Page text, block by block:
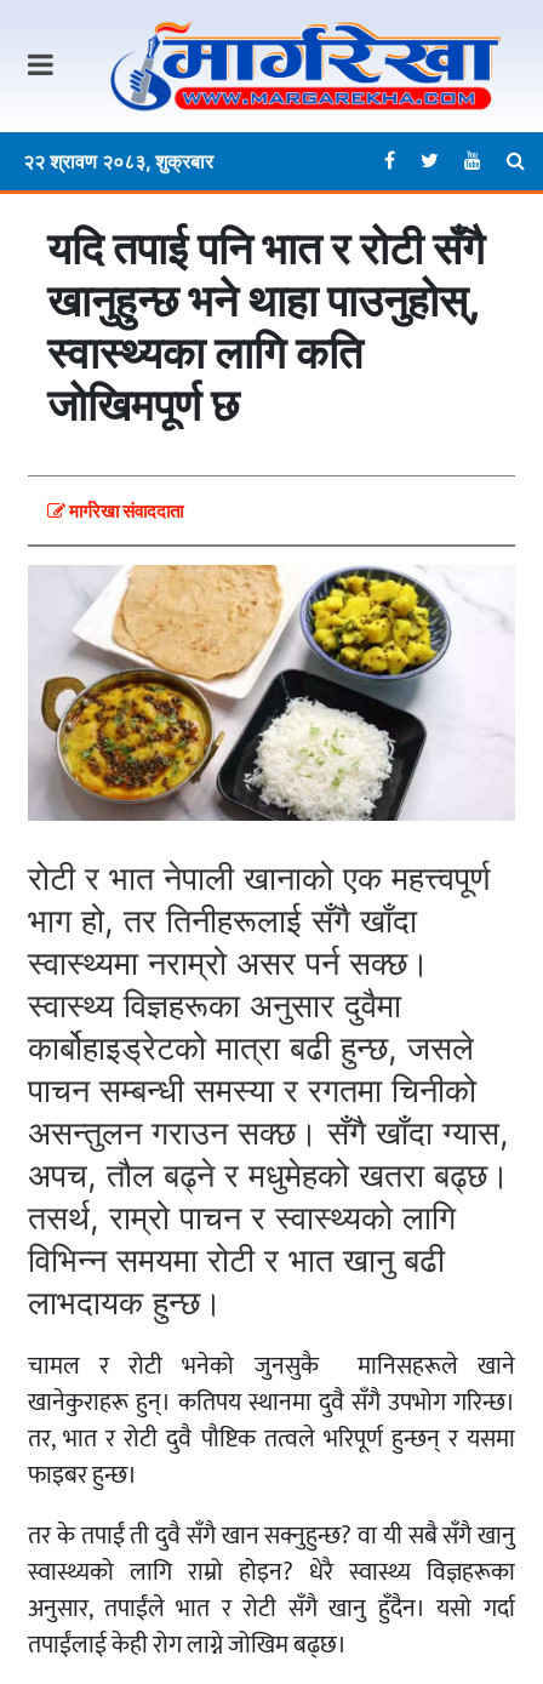
२२ श्रावण २०८३, शुक्रबार
यदि तपाई पनि भात र रोटी सँगै
खानुहुन्छ भने थाहा पाउनुहोस्,
स्वास्थ्यका लागि कति
जोखिमपूर्ण छ
मार्गरेखा संवाददाता
रोटी र भात नेपाली खानाको एक महत्त्वपूर्ण
भाग हो, तर तिनीहरूलाई सँगै खाँदा
स्वास्थ्यमा नराम्रो असर पर्न सक्छ।
स्वास्थ्य विज्ञहरूका अनुसार दुवैमा
कार्बोहाइड्रेटको मात्रा बढी हुन्छ, जसले
पाचन सम्बन्धी समस्या र रगतमा चिनीको
असन्तुलन गराउन सक्छ। सँगै खाँदा ग्यास,
अपच, तौल बढ्ने र मधुमेहको खतरा बढ्छ।
तसर्थ, राम्रो पाचन र स्वास्थ्यको लागि
विभिन्न समयमा रोटी र भात खानु बढी
लाभदायक हुन्छ।
चामल र रोटी भनेको जुनसुकै मानिसहरूले खाने
खानेकुराहरू हुन्। कतिपय स्थानमा दुवै सँगै उपभोग गरिन्छ।
तर, भात र रोटी दुवै पौष्टिक तत्वले भरिपूर्ण हुन्छन् र यसमा
फाइबर हुन्छ।
तर के तपाईं ती दुवै सँगै खान सक्नुहुन्छ? वा यी सबै सँगै खानु
स्वास्थ्यको लागि राम्रो होइन? धेरै स्वास्थ्य विज्ञहरूका
अनुसार, तपाईंले भात र रोटी सँगै खानु हुँदैन। यसो गर्दा
तपाईंलाई केही रोग लाग्ने जोखिम बढ्छ।